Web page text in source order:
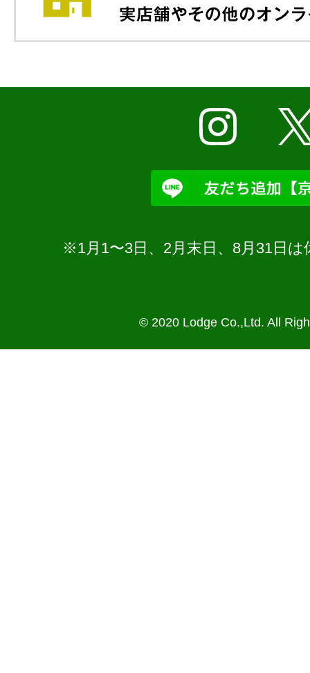
※1月1〜3日、2月末日、8月31日
© 2020 Lodge Co.,Ltd. All